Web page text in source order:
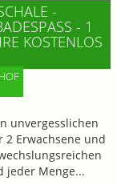
-
- 1 K
KOSTENLOS
unvergesslichen
Erwachsene und
jeder Menge...